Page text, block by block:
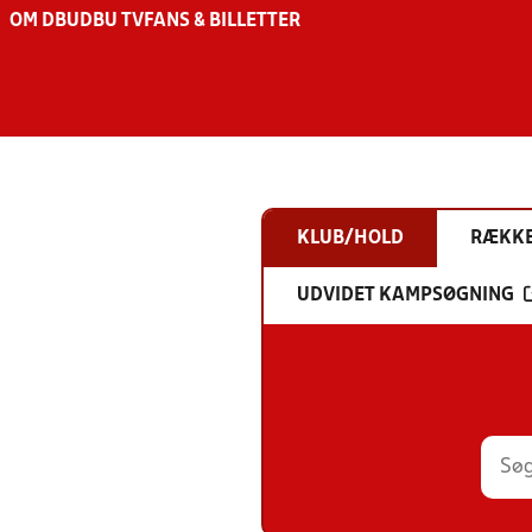
OM DBU DBU TV FANS & BILLETTER
KLUB/HOLD
UDVIDET KAMPSØGNING